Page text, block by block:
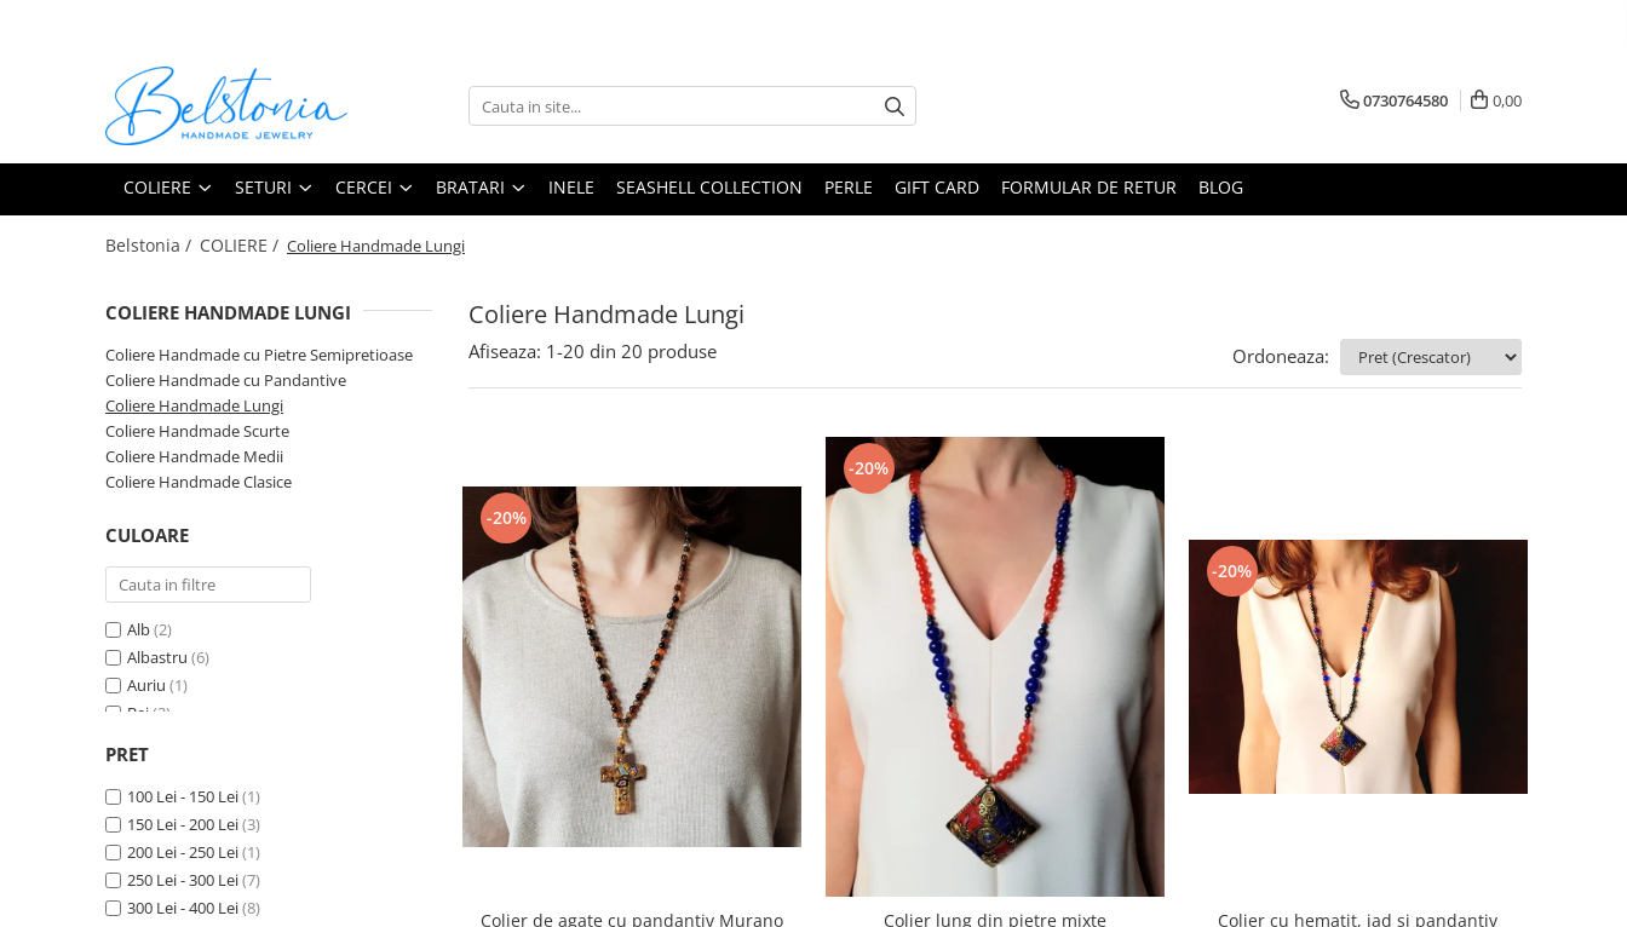
Coliere Handmade cu Pietre
Coliere Handmade cu Pandantive
Coliere Handmade Medii
Seturi Handmade - Colier si cercei
Seturi Handmade - Colier, cercei si
Cercei Handmade cu Pietre
Cercei Handmade din Perle
Bratari Handmade cu Pietre
0730764580 0,00
COLIERE SETURI CERCEI BRATARI INELE SEASHELL COLLECTION PERLE GIFT CARD FORMULAR DE RETUR BLOG
Belstonia / COLIERE / Coliere Handmade Lungi
Coliere Handmade Lungi
COLIERE HANDMADE LUNGI
Coliere Handmade cu Pietre Semipretioase
Coliere Handmade cu Pandantive
Coliere Handmade Lungi
Coliere Handmade Scurte
Coliere Handmade Medii
Coliere Handmade Clasice
CULOARE
Alb(2)
Albastru (6)
Auriu (1)
Bej (2)
Coniac (1)
Galben (3)
Gri(1)
Lila (1)
Maro(2)
PRET
100 Lei - 150 Lei(1)
150 Lei - 200 Lei(3)
200 Lei - 250 Lei(1)
250 Lei - 300 Lei(7)
300 Lei - 400 Lei(8)
Afiseaza: 1-20 din 20 produse Ordoneaza:
-20%
Colier de agate cu pandantiv Murano
-20%
Colier lung din pietre mixte
-20%
Colier cu hematit, jad si pandantiv